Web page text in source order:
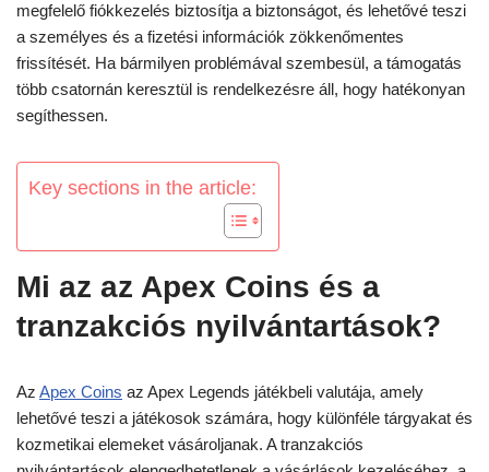
megfelelő fiókkezelés biztosítja a biztonságot, és lehetővé teszi
a személyes és a fizetési információk zökkenőmentes
frissítését. Ha bármilyen problémával szembesül, a támogatás
több csatornán keresztül is rendelkezésre áll, hogy hatékonyan
segíthessen.
Key sections in the article:
Mi az az Apex Coins és a
tranzakciós nyilvántartások?
Az Apex Coins az Apex Legends játékbeli valutája, amely
lehetővé teszi a játékosok számára, hogy különféle tárgyakat és
kozmetikai elemeket vásároljanak. A tranzakciós